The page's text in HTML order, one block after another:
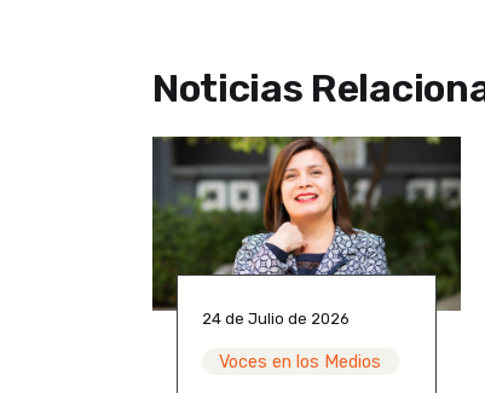
Noticias
24 de Julio de 2026
Voces en los Medios